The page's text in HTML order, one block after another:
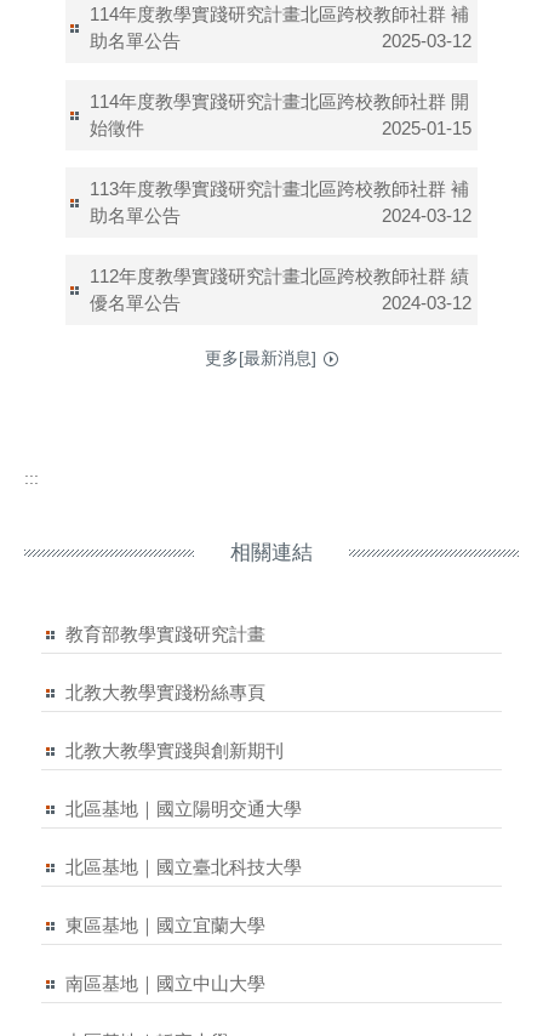
114年度教學實踐研究計畫北區跨校教師社群 補
助名單公告
2025-03-12
114年度​​​教學實踐研究計畫北區跨校教師社群 開
始徵件
2025-01-15
113年度教學實踐研究計畫北區跨校教師社群 補
助名單公告
2024-03-12
112年度教學實踐研究計畫北區跨校教師社群 績
優名單公告
2024-03-12
更多[最新消息]
:::
相關連結
教育部教學實踐研究計畫
北教大教學實踐粉絲專頁
北教大教學實踐與創新期刊
北區基地｜國立陽明交通大學
北區基地｜國立臺北科技大學
東區基地｜國立宜蘭大學
南區基地｜國立中山大學